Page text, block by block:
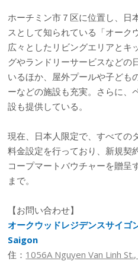
ホーチミン市７区に位置し、日
スとして知られている「オーク
広々としたリビングエリアとキ
グやランドリーサービスなどの
いるほか、屋外プールや子ども
ーなどの施設も充実。さらに、
設も提供している。
現在、日本人限定で、すべての
料金設定を行っており、新規契
コープマートバウチャーを贈呈
まで。
【お問い合わせ】
オークウッドレジデンスサイ
Saigon
住： 1056A Nguyen Van Linh